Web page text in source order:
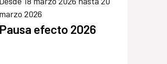
marzo 2026
Pausa efecto 2026